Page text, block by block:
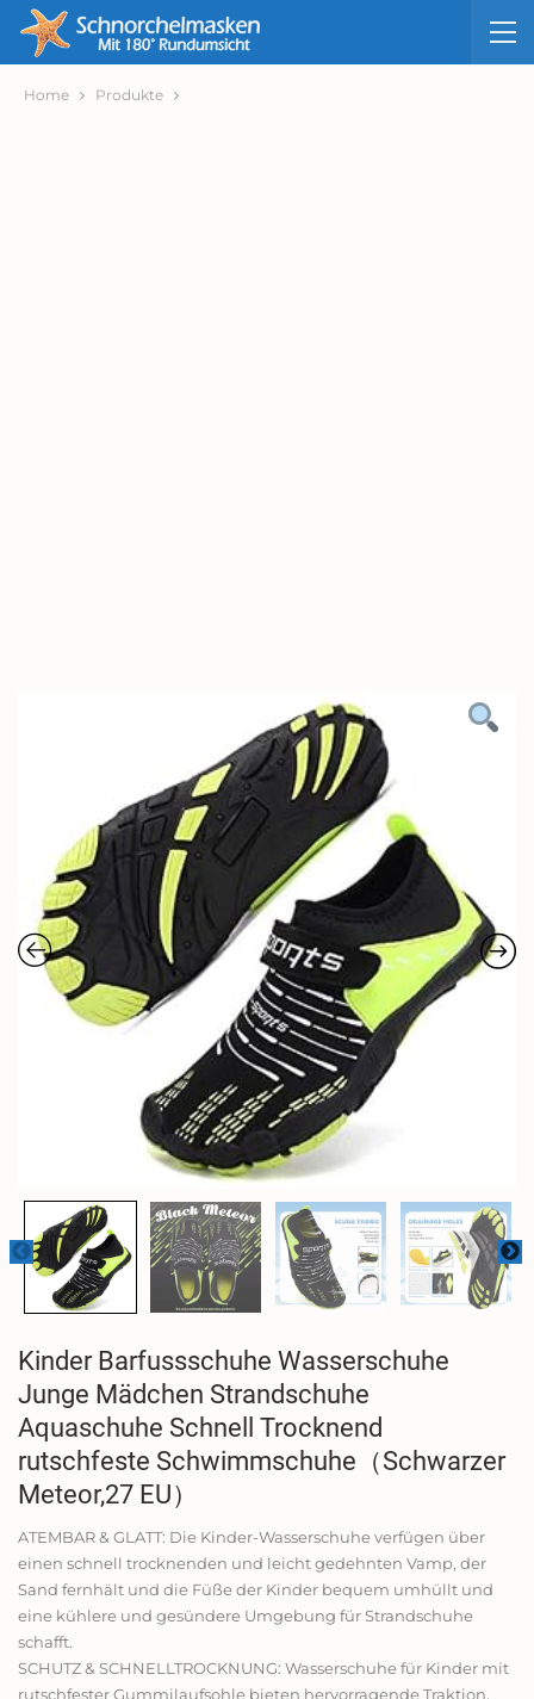
Home Produkte
Kinder Barfussschuhe Wasserschuhe
Junge Mädchen Strandschuhe
Aquaschuhe Schnell Trocknend
rutschfeste Schwimmschuhe（Schwarzer
Meteor,27 EU）
ATEMBAR & GLATT: Die Kinder-Wasserschuhe verfügen über
einen schnell trocknenden und leicht gedehnten Vamp, der
Sand fernhält und die Füße der Kinder bequem umhüllt und
eine kühlere und gesündere Umgebung für Strandschuhe
schafft.
SCHUTZ & SCHNELLTROCKNUNG: Wasserschuhe für Kinder mit
rutschfester Gummilaufsohle bieten hervorragende Traktion,